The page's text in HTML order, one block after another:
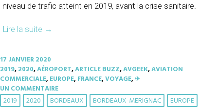
niveau de trafic atteint en 2019, avant la crise sanitaire.
Lire la suite →
17 JANVIER 2020
2019,2020,AÉROPORT,ARTICLE BUZZ,AVGEEK,AVIATION
COMMERCIALE,EUROPE,FRANCE,VOYAGE,✈︎
UN COMMENTAIRE
2019 2020 BORDEAUX BORDEAUX-MERIGNAC
EUROPE